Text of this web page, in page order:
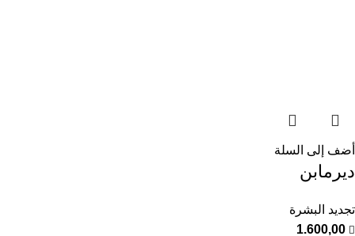
أضف إلى السلة
ديرمابن
تجديد البشرة
1.600,00